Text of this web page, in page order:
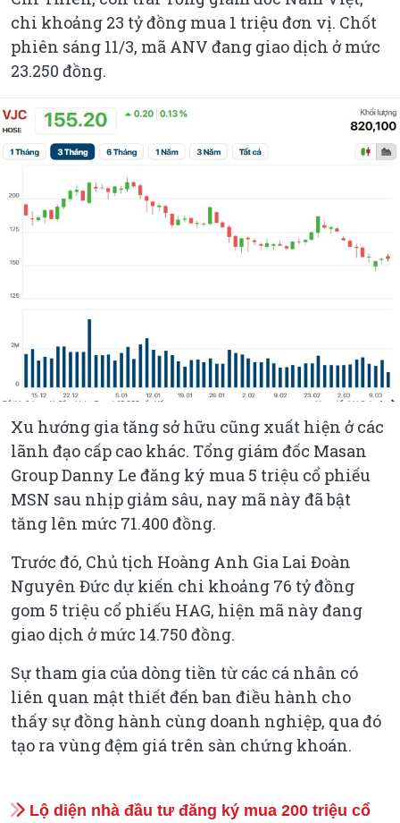
chi khoảng 23 tỷ đồng mua 1 triệu đơn vị. Chốt
phiên sáng 11/3, mã ANV đang giao dịch ở mức
23.250 đồng.
Xu hướng gia tăng sở hữu cũng xuất hiện ở các
lãnh đạo cấp cao khác. Tổng giám đốc Masan
Group Danny Le đăng ký mua 5 triệu cổ phiếu
MSN sau nhịp giảm sâu, nay mã này đã bật
tăng lên mức 71.400 đồng.
Trước đó, Chủ tịch Hoàng Anh Gia Lai Đoàn
Nguyên Đức dự kiến chi khoảng 76 tỷ đồng
gom 5 triệu cổ phiếu HAG, hiện mã này đang
giao dịch ở mức 14.750 đồng.
Sự tham gia của dòng tiền từ các cá nhân có
liên quan mật thiết đến ban điều hành cho
thấy sự đồng hành cùng doanh nghiệp, qua đó
tạo ra vùng đệm giá trên sàn chứng khoán.
Lộ diện nhà đầu tư đăng ký mua 200 triệu cổ